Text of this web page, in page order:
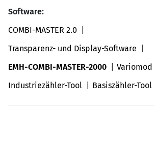
Software:
COMBI-MASTER 2.0
Transparenz- und Display-Software
EMH-COMBI-MASTER-2000
Variomod
Industriezähler-Tool
Basiszähler-Tool